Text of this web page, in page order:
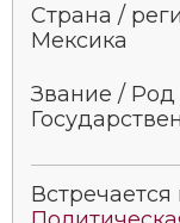
Религия и
Россия
Северная
Социально-
Страна /
Мексика
Звание / Род
Встречается